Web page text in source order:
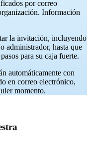
por correo
Información
la invitación, incluyendo
administrador, hasta que
para su caja fuerte.
automáticamente con
en correo electrónico,
momento.